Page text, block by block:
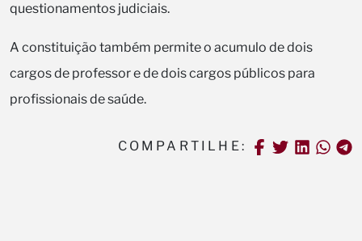
questionamentos judiciais.
A constituição também permite o acumulo de dois
cargos de professor e de dois cargos públicos para
profissionais de saúde.
COMPARTILHE: